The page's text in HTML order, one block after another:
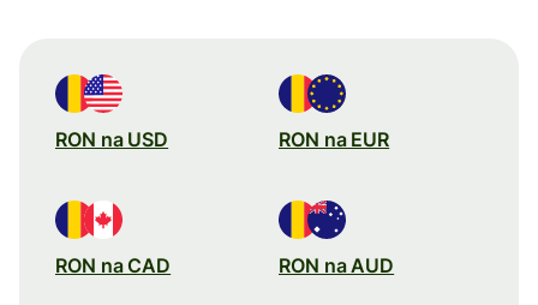
RON na USD RON na EUR
RON na CAD RON na AUD